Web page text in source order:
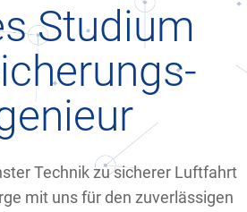
Studium
Technik zu sicherer Luftfahrt
mit uns für den zuverlässigen